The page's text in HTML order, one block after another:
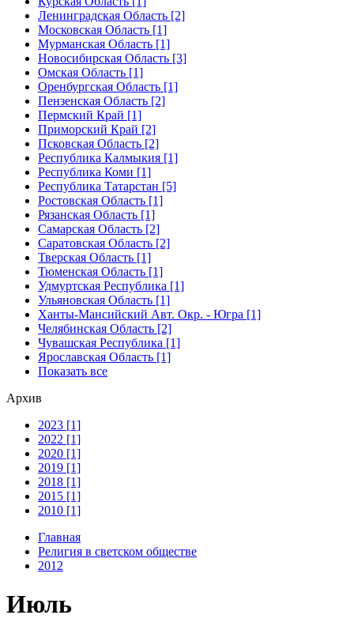
Ленинградская Область [2]
Московская Область [1]
Мурманская Область [1]
Новосибирская Область [3]
Омская Область [1]
Оренбургская Область [1]
Пензенская Область [2]
Пермский Край [1]
Приморский Край [2]
Псковская Область [2]
Республика Калмыкия [1]
Республика Коми [1]
Республика Татарстан [5]
Ростовская Область [1]
Рязанская Область [1]
Самарская Область [2]
Саратовская Область [2]
Тверская Область [1]
Тюменская Область [1]
Удмуртская Республика [1]
Ульяновская Область [1]
Ханты-Мансийский Авт. Окр. - Югра [1]
Челябинская Область [2]
Чувашская Республика [1]
Ярославская Область [1]
Показать все
Архив
2023 [1]
2022 [1]
2020 [1]
2019 [1]
2018 [1]
2015 [1]
2010 [1]
Главная
Религия в светском обществе
2012
Июль